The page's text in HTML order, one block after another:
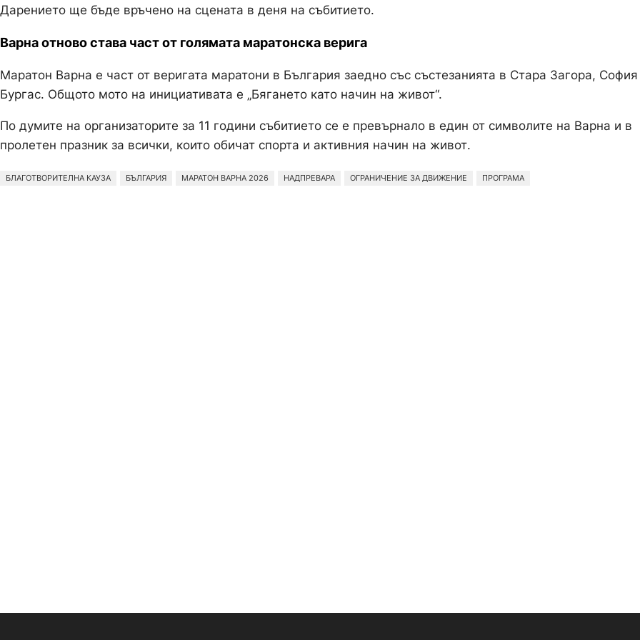
Дарението ще бъде връчено на сцената в деня на събитието.
Варна отново става част от голямата маратонска верига
Маратон Варна е част от веригата маратони в България заедно със състезанията в Стара Загора,
Бургас. Общото мото на инициативата е „Бягането като начин на живот“.
По думите на организаторите за 11 години събитието се е превърнало в един от символите на Варна и в
пролетен празник за всички, които обичат спорта и активния начин на живот.
БЛАГОТВОРИТЕЛНА КАУЗА БЪЛГАРИЯ МАРАТОН ВАРНА 2026 НАДПРЕВАРА ОГРАНИЧЕНИЕ ЗА ДВИЖЕНИЕ ПРОГРАМА